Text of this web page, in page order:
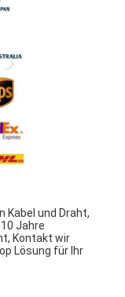
Kabel und Draht,
Jahre
Kontakt wir
Lösung für Ihr